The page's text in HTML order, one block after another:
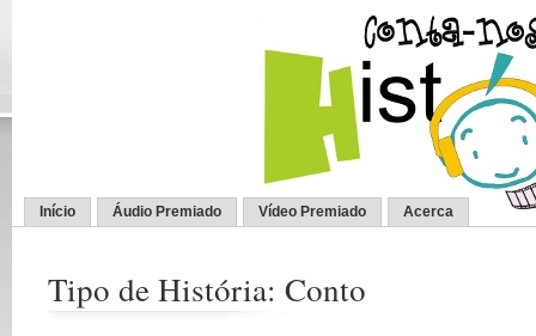
Início Áudio Premiado Vídeo Premiado Acerca
Tipo de História: Conto